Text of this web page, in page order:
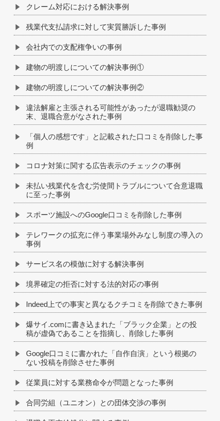
クレーム対応における解決事例
残業代支払請求に対して実質勝訴した事例
会社内での支配権争いの事例
建物の明渡しについての解決事例①
建物の明渡しについての解決事例②
違法解雇と主張される可能性があったが退職勧奨の
末、退職合意がなされた事例
「個人の感想です」と記載された口コミを削除した事
例
コロナ対策に関する広告表示のチェックの事例
未払い残業代を含む労使間トラブルについて合意退職
に至った事例
スポーツ施設へのGoogle口コミを削除した事例
テレワークの拡充に伴う事業場外みなし制度の導入の
事例
サービス名の模倣に対する解決事例
境界確定の拒否に対する法的対応の事例
Indeed上での事実と異なるクチコミを削除できた事例
爆サイ.comに書き込まれた「ブラック企業」との投
稿が虚偽であることを指摘し、削除した事例
Google口コミに書かれた「自作自演」という根拠の
ない投稿を削除させた事例
従業員に対する業務命令が問題となった事例
合同労組（ユニオン）との団体交渉の事例